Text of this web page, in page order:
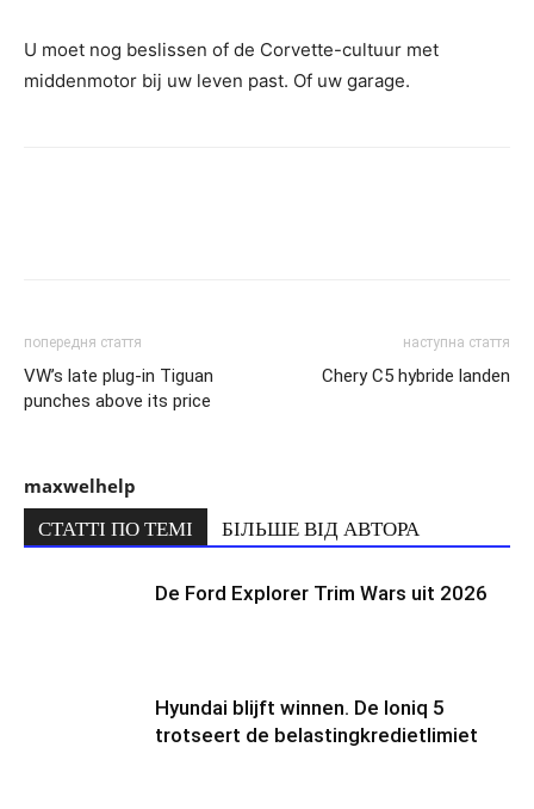
U moet nog beslissen of de Corvette-cultuur met
middenmotor bij uw leven past. Of uw garage.
попередня стаття
VW’s late plug-in Tiguan
punches above its price
наступна стаття
Chery C5 hybride landen
maxwelhelp
СТАТТІ ПО ТЕМІ БІЛЬШЕ ВІД АВТОРА
De Ford Explorer Trim Wars uit 2026
Hyundai blijft winnen. De Ioniq 5
trotseert de belastingkredietlimiet